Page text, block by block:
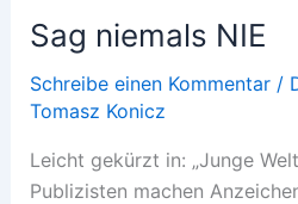
Polen
Sag niemals NIE
Schreibe einen Kommentar /
Tomasz Konicz
Leicht gekürzt in: „Junge
Publizisten machen